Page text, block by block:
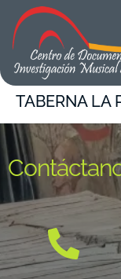
contenido
TABERNA LA